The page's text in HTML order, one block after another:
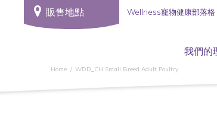
販售地點 Wellness寵物健康部落格
我們的
Home WDD_CH Small Breed Adult Poultry